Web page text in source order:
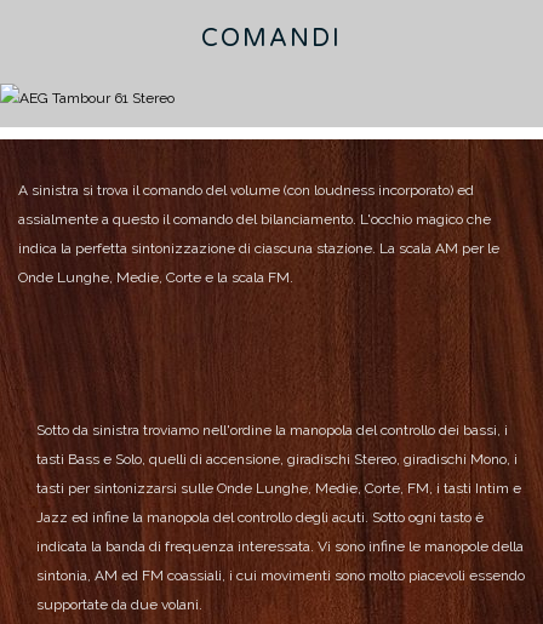
COMANDI
A sinistra si trova il comando del volume (con loudness incorporato) ed
assialmente a questo il comando del bilanciamento. L'occhio magico che
indica la perfetta sintonizzazione di ciascuna stazione. La scala AM per le
Onde Lunghe, Medie, Corte e la scala FM.
Sotto da sinistra troviamo nell'ordine la manopola del controllo dei bassi, i
tasti Bass e Solo, quelli di accensione, giradischi Stereo, giradischi Mono, i
tasti per sintonizzarsi sulle Onde Lunghe, Medie, Corte, FM, i tasti Intim e
Jazz ed infine la manopola del controllo degli acuti. Sotto ogni tasto è
indicata la banda di frequenza interessata. Vi sono infine le manopole della
sintonia, AM ed FM coassiali, i cui movimenti sono molto piacevoli essendo
supportate da due volani.